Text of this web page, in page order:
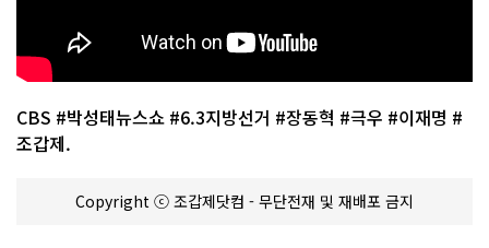
CBS #박성태뉴스쇼 #6.3지방선거 #장동혁 #극우 #이재명 #
조갑제.
Copyright ⓒ 조갑제닷컴 - 무단전재 및 재배포 금지